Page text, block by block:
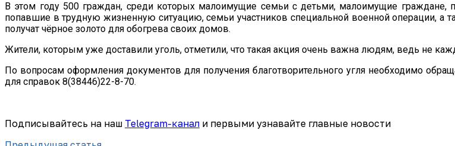
В этом году 500 граждан, среди которых малоимущие семьи с детьми, малоимущие
попавшие в трудную жизненную ситуацию, семьи участников специальной военной операции, а
получат чёрное золото для обогрева своих домов.
Жители, которым уже доставили уголь, отметили, что такая акция очень важна людям, ведь не
По вопросам оформления документов для получения благотворительного угля необходимо
для справок 8(38446)22-8-70.
Подписывайтесь на наш Telegram-канал и первыми узнавайте главные новости